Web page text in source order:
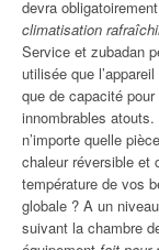
devra
climatisation
Service et zubadan
utilisée que
que de capacité
innombrables
n’importe quelle
chaleur réversible et
température de vos
globale ? A un
suivant la chambre